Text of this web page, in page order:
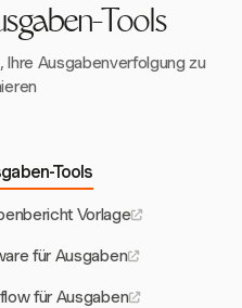
Effizienzgewinne
Tools
Ausgabenverfolgung zu
Tools
Vorlage
für Ausgaben
für Ausgaben